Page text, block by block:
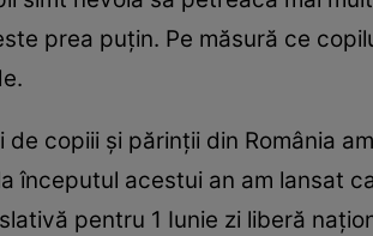
prea puţin. Pe măsură ce
copiii şi părinţii din România
începutul acestui an am lansat
pentru 1 Iunie zi liberă